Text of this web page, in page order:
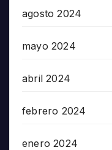
agosto 2024
mayo 2024
abril 2024
febrero 2024
enero 2024